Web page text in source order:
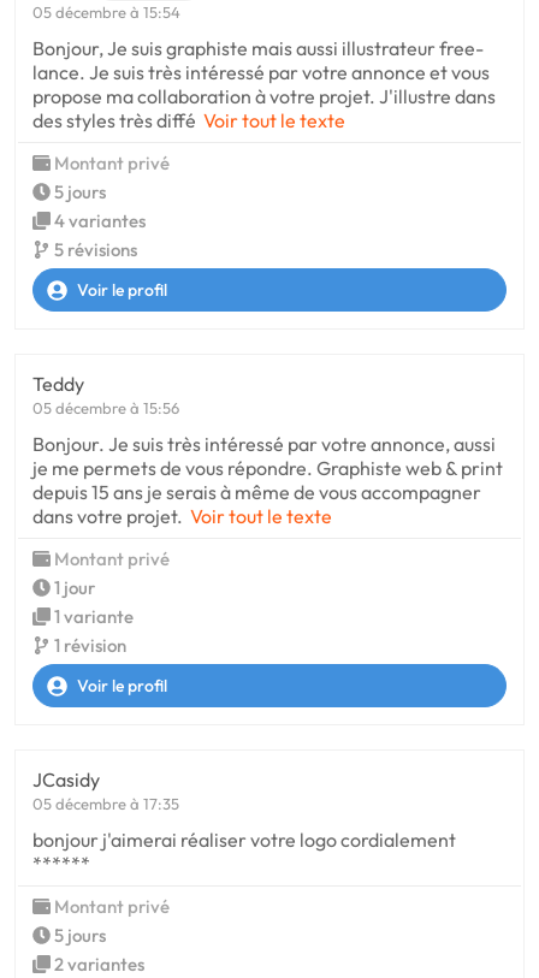
05 décembre à 15:54
Bonjour, Je suis graphiste mais aussi illustrateur free-
lance. Je suis très intéressé par votre annonce et vous
propose ma collaboration à votre projet. J'illustre dans
des styles très diffé Voir tout le texte
Montant privé
5 jours
4 variantes
5 révisions
Voir le profil
Teddy
05 décembre à 15:56
Bonjour. Je suis très intéressé par votre annonce, aussi
je me permets de vous répondre. Graphiste web & print
depuis 15 ans je serais à même de vous accompagner
dans votre projet. Voir tout le texte
Montant privé
1 jour
1 variante
1 révision
Voir le profil
JCasidy
05 décembre à 17:35
bonjour j'aimerai réaliser votre logo cordialement
******
Montant privé
5 jours
2 variantes